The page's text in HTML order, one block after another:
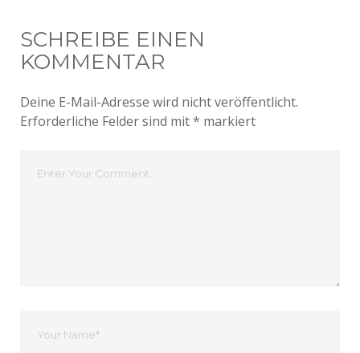
SCHREIBE EINEN
KOMMENTAR
Deine E-Mail-Adresse wird nicht veröffentlicht.
Erforderliche Felder sind mit* markiert
Kommentar
Name